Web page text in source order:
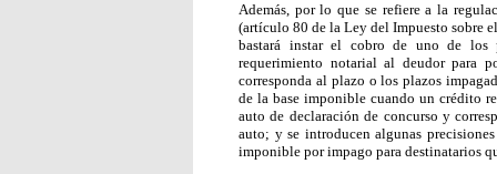
Además, por lo que se refiere a la
(artículo 80 de la Ley del Impuesto sobre
bastará instar el cobro de uno de los
requerimiento notarial al deudor para
corresponda al plazo o los plazos
de la base imponible cuando un crédito
auto de declaración de concurso y
auto; y se introducen algunas
imponible por impago para destinatarios